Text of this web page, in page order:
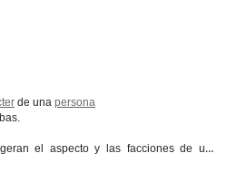
de una persona
el aspecto y las facciones de una